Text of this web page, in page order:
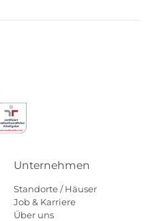
Unternehmen
Standorte / Häuser
Job & Karriere
Über uns